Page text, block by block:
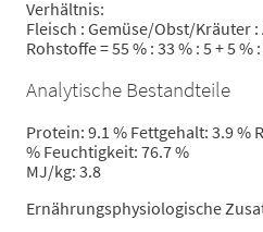
Verhältnis:
Fleisch : Gemüse/Obst/Kräuter
Rohstoffe = 55 % : 33 % : 5 + 5 %
Analytische Bestandteile
Protein: 9.1 % Fettgehalt: 3.9 %
% Feuchtigkeit: 76.7 %
MJ/kg: 3.8
Ernährungsphysiologische